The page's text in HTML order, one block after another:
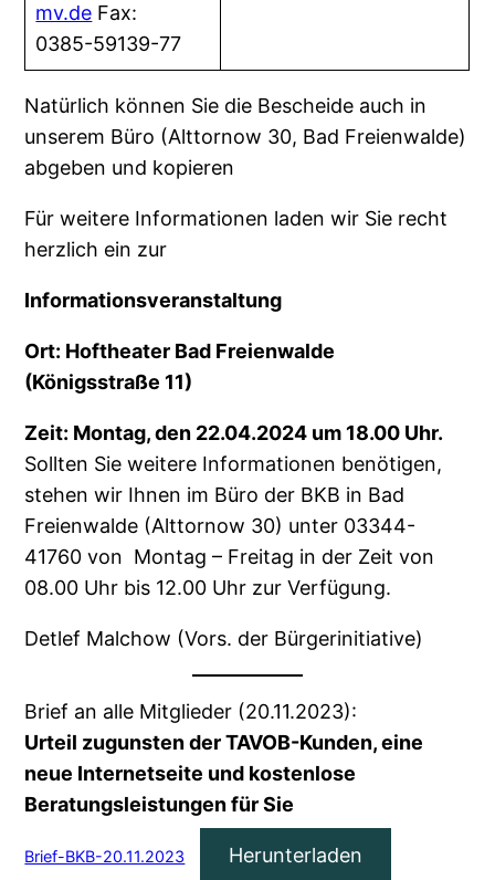
mv.de Fax:
0385-59139-77
Natürlich können Sie die Bescheide auch in
unserem Büro (Alttornow 30, Bad Freienwalde)
abgeben und kopieren
Für weitere Informationen laden wir Sie recht
herzlich ein zur
Informationsveranstaltung
Ort: Hoftheater Bad Freienwalde
(Königsstraße 11)
Zeit: Montag, den 22.04.2024 um 18.00 Uhr.
Sollten Sie weitere Informationen benötigen,
stehen wir Ihnen im Büro der BKB in Bad
Freienwalde (Alttornow 30) unter 03344-
41760 von Montag – Freitag in der Zeit von
08.00 Uhr bis 12.00 Uhr zur Verfügung.
Detlef Malchow (Vors. der Bürgerinitiative)
Brief an alle Mitglieder (20.11.2023):
Urteil zugunsten der TAVOB-Kunden, eine
neue Internetseite und kostenlose
Beratungsleistungen für Sie
Brief-BKB-20.11.2023 Herunterladen